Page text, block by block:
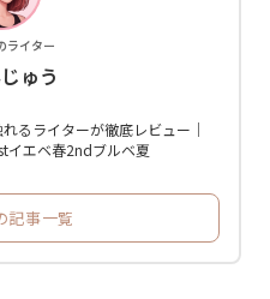
ライター
ゅう
るライターが徹底レビュー｜
イエベ春2ndブルベ夏
記事一覧